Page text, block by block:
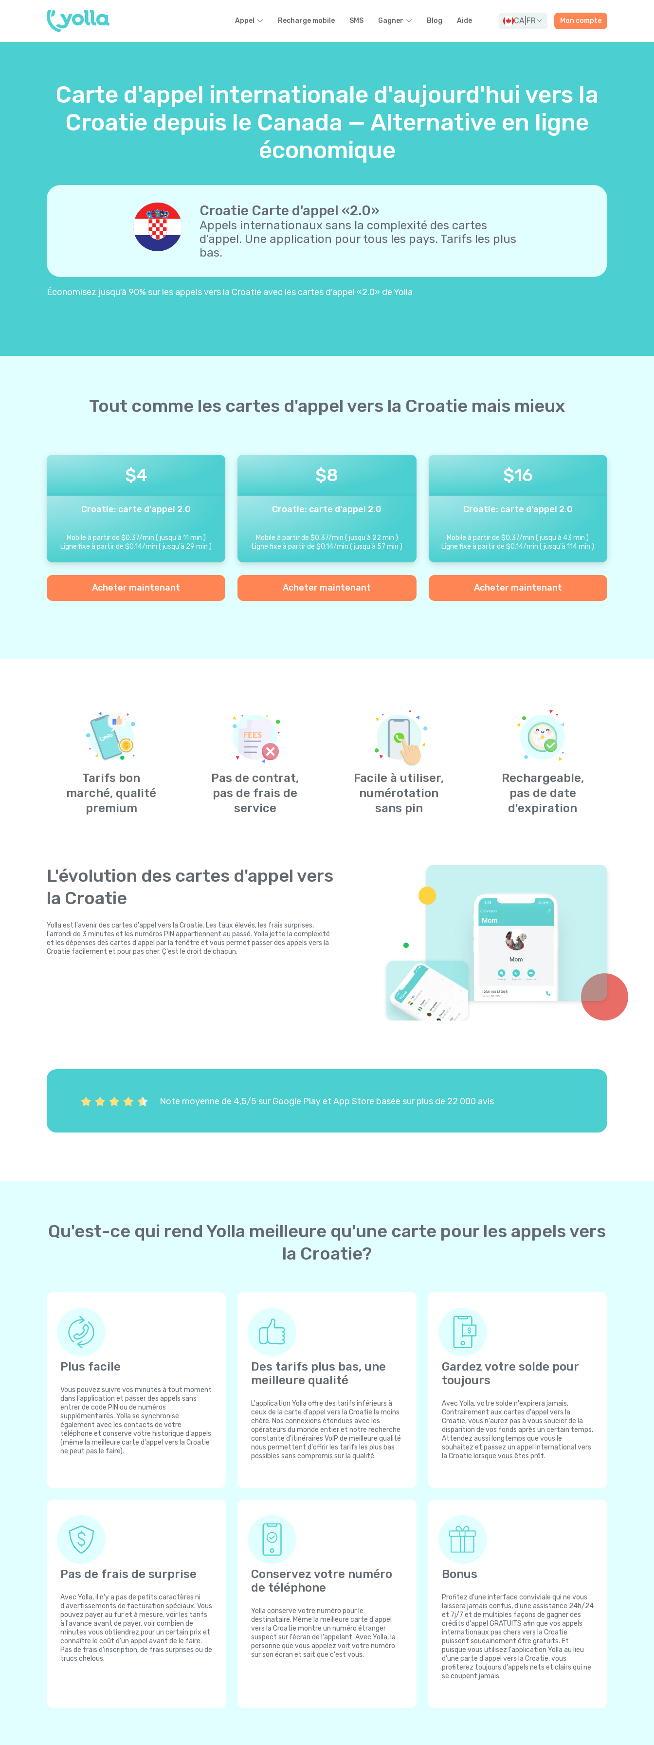
Appel Recharge mobile SMS Gagner Blog Aide CA FR Mon compte
Carte d'appel internationale d'aujourd'hui vers la
Croatie depuis le Canada — Alternative en ligne
économique
Croatie Carte d'appel «2.0»
Appels internationaux sans la complexité des cartes
d'appel. Une application pour tous les pays. Tarifs les plus
bas.
Économisez jusqu'à 90% sur les appels vers la Croatie avec les cartes d'appel «2.0» de Yolla
Tout comme les cartes d'appel vers la Croatie mais mieux
$4
Croatie: carte d'appel 2.0
Mobile à partir de $0.37/min ( jusqu'à 11 min )
Ligne fixe à partir de $0.14/min (jusqu'à 29 min )
Acheter maintenant
$8
Croatie: carte d'appel 2.0
Mobile à partir de $0.37/min ( jusqu'à 22 min )
Ligne fixe à partir de $0.14/min ( jusqu'à 57 min )
Acheter maintenant
$16
Croatie: carte d'appel 2.0
Mobile à partir de $0.37/min (jusqu'à 43 min )
Ligne fixe à partir de $0.14/min (jusqu'à 114min )
Acheter maintenant
Tarifs bon
marché, qualité
premium
Pas de contrat,
pas de frais de
service
Facile à utiliser,
numérotation
sans pin
Rechargeable,
pas de date
d'expiration
L'évolution des cartes d'appel vers
la Croatie
Yolla est l'avenir des cartes d'appel vers la Croatie. Les taux élevés, les frais surprises,
l'arrondi de 3 minutes et les numéros PIN appartiennent au passé. Yolla jette la complexité
et les dépenses des cartes d'appel par la fenêtre et vous permet passer des appels vers la
Croatie facilement et pour pas cher. Ç'est le droit de chacun.
Note moyenne de 4,5/5 sur Google Play et App Store basée sur plus de 22 000 avis
Qu'est-ce qui rend Yolla meilleure qu'une carte pour les appels vers
la Croatie?
Plus facile
Vous pouvez suivre vos minutes à tout moment
dans l'application et passer des appels sans
entrer de code PIN ou de numéros
supplémentaires. Yolla se synchronise
également avec les contacts de votre
téléphone et conserve votre historique d'appels
(même la meilleure carte d'appel vers la Croatie
ne peut pas le faire).
Des tarifs plus bas, une
meilleure qualité
L'application Yolla offre des tarifs inférieurs à
ceux de la carte d'appel vers la Croatie la moins
chère. Nos connexions étendues avec les
opérateurs du monde entier et notre recherche
constante d'itinéraires VoIP de meilleure qualité
nous permettent d'offrir les tarifs les plus bas
possibles sans compromis sur la qualité.
Gardez votre solde pour
toujours
Avec Yolla, votre solde n'expirera jamais.
Contrairement aux cartes d'appel vers la
Croatie, vous n'aurez pas à vous soucier de la
disparition de vos fonds après un certain temps.
Attendez aussi longtemps que vous le
souhaitez et passez un appel international vers
la Croatie lorsque vous êtes prêt.
Pas de frais de surprise
Avec Yolla, il n'y a pas de petits caractères ni
d'avertissements de facturation spéciaux. Vous
pouvez payer au fur et à mesure, voir les tarifs
à l'avance avant de payer, voir combien de
minutes vous obtiendrez pour un certain prix et
connaître le coût d'un appel avant de le faire.
Pas de frais d'inscription, de frais surprises ou de
trucs chelous.
Conservez votre numéro
de téléphone
Yolla conserve votre numéro pour le
destinataire. Même la meilleure carte d'appel
vers la Croatie montre un numéro étranger
suspect sur l'écran de l'appelant. Avec Yolla, la
personne que vous appelez voit votre numéro
sur son écran et sait que c'est vous.
Bonus
Profitez d'une interface conviviale qui ne vous
laissera jamais confus, d'une assistance 24h/24
et 7j/7 et de multiples façons de gagner des
crédits d'appel GRATUITS afin que vos appels
internationaux pas chers vers la Croatie
puissent soudainement être gratuits. Et
puisque vous utilisez l'application Yolla au lieu
d'une carte d'appel vers la Croatie, vous
profiterez toujours d'appels nets et clairs qui ne
se coupent jamais.